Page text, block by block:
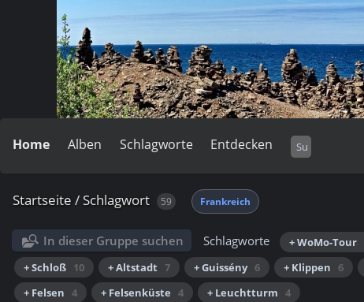
Home Alben Schlagworte Entdecken
Startseite /Schlagwort 59 Frankreich
In dieser Gruppe suchen Schlagworte + WoMo-Tour
+ Schloß 10 + Altstadt 7 + Guissény 6 + Klippen 6
+ Felsen 4 + Felsenküste 4 + Leuchtturm 4